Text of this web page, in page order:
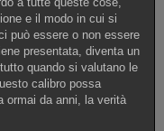
e il modo in cui si
può essere o non essere
presentata, diventa un
quando si valutano le
calibro possa
ormai da anni, la verità